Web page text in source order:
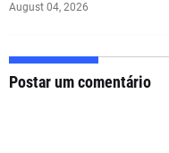
August 04, 2026
Postar um comentário